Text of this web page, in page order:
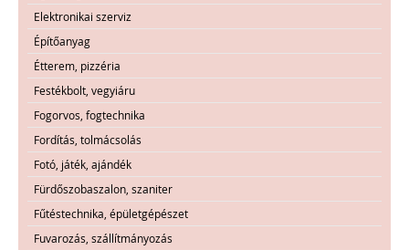
Elektronikai szerviz
Építőanyag
Étterem, pizzéria
Festékbolt, vegyiáru
Fogorvos, fogtechnika
Fordítás, tolmácsolás
Fotó, játék, ajándék
Fürdőszobaszalon, szaniter
Fűtéstechnika, épületgépészet
Fuvarozás, szállítmányozás